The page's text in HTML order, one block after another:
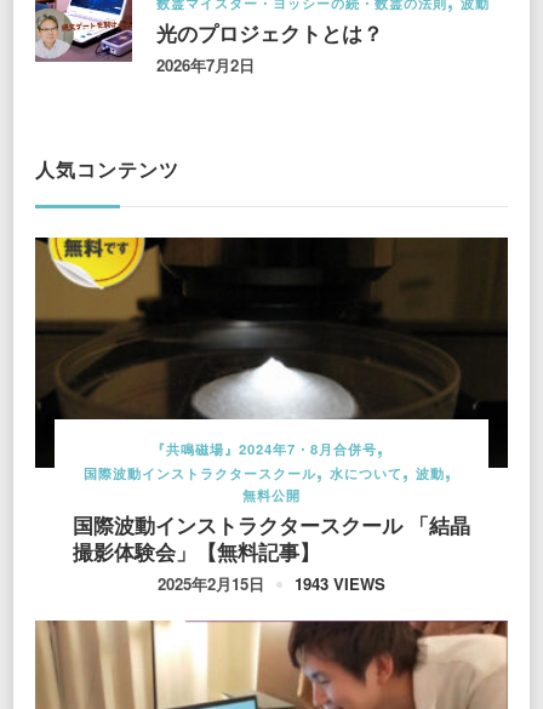
光のプロジェクトとは？
2026年7月2日
人気コンテンツ
『共鳴磁場』2024年7・8月合併号
国際波動インストラクタースクール
水について
波動
無料公開
国際波動インストラクタースクール 「結晶
撮影体験会」【無料記事】
2025年2月15日 1943 VIEWS